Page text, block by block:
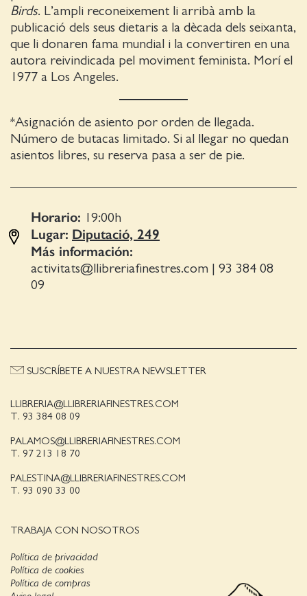
Birds. L’ampli reconeixement li arribà amb la
publicació dels seus dietaris a la dècada dels seixanta,
que li donaren fama mundial i la convertiren en una
autora reivindicada pel moviment feminista. Morí el
1977 a Los Angeles.
*Asignación de asiento por orden de llegada.
Número de butacas limitado. Si al llegar no quedan
asientos libres, su reserva pasa a ser de pie.
Horario: 19:00 h
Lugar: Diputació, 249
Más información:
activitats@llibreriafinestres.com
93 384 08
09
LLIBRERIA@LLIBRERIAFINESTRES.COM
T. 93 384 08 09
PALAMOS@LLIBRERIAFINESTRES.COM
T. 97 213 18 70
PALESTINA@LLIBRERIAFINESTRES.COM
T. 93 090 33 00
TRABAJA CON NOSOTROS
SUSCRÍBETE A NUESTRA NEWSLETTER
Política de privacidad
Política de cookies
Política de compras